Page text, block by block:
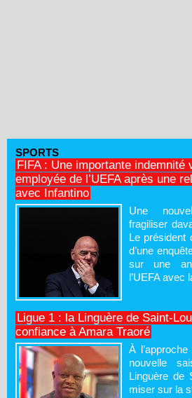
SPORTS
FIFA : Une importante indemnité
employée de l’UEFA après une
avec Infantino
Une
fragiliser
Le
d’une
sur une
l’UEFA avec
Ligue 1 : la Linguère de Saint-
confiance à Amara Traoré
À
nouvelle
Linguère de
miser sur la